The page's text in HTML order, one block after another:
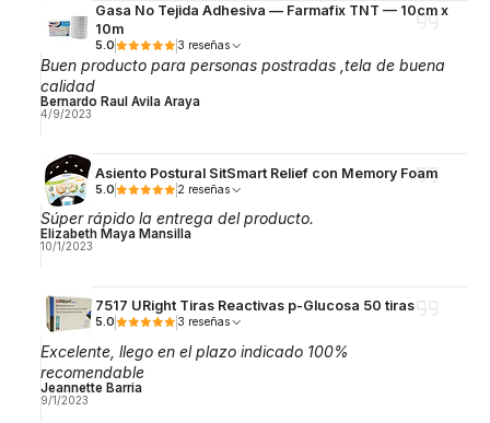
Gasa No Tejida Adhesiva — Farmafix TNT — 10cm x
10m
5.0 3 reseñas
Buen producto para personas postradas ,tela de buena
calidad
Bernardo Raul Avila Araya
4/9/2023
Asiento Postural SitSmart Relief con Memory Foam
5.0 2 reseñas
Súper rápido la entrega del producto.
Elizabeth Maya Mansilla
10/1/2023
7517 URight Tiras Reactivas p-Glucosa 50 tiras
5.0 3 reseñas
Excelente, llego en el plazo indicado 100%
recomendable
Jeannette Barria
9/1/2023